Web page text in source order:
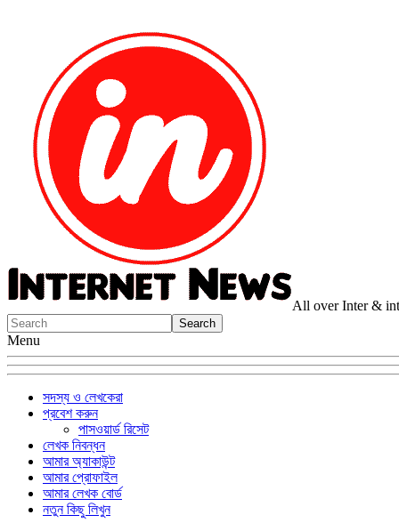
All over Inter &
Menu
সদস্য ও লেখকেরা
প্রবেশ করুন
পাসওয়ার্ড রিসেট
লেখক নিবন্ধন
আমার অ্যাকাউন্ট
আমার প্রোফাইল
আমার লেখক বোর্ড
নতুন কিছু লিখুন